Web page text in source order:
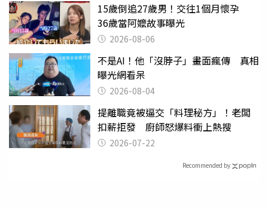
15歲倒追27歲男！交往1個月懷孕
36歲當阿嬤故事曝光
2026-08-06
不是AI！他「沒脖子」畫面瘋傳 真相
曝光網看呆
2026-08-04
提離職竟被逼交「料理秘方」！老闆
扣薪拒發 廚師怒爆料衝上熱搜
2026-07-22
Recommended by